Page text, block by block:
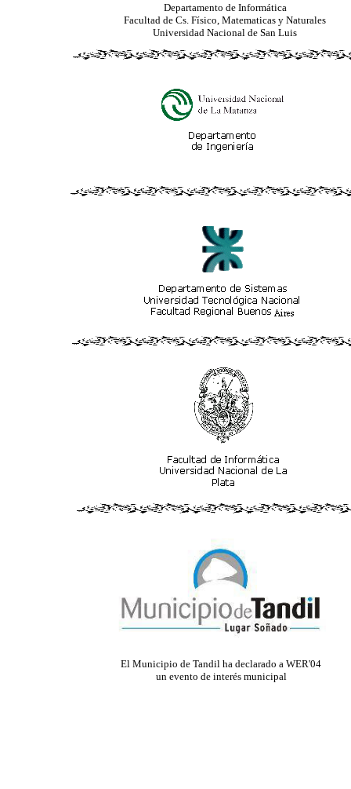
Departamento de Informática
Facultad de Cs. Físico, Matematicas y Naturales
Universidad Nacional de San Luis
El Municipio de Tandil ha declarado a WER'04
un evento de interés municipal